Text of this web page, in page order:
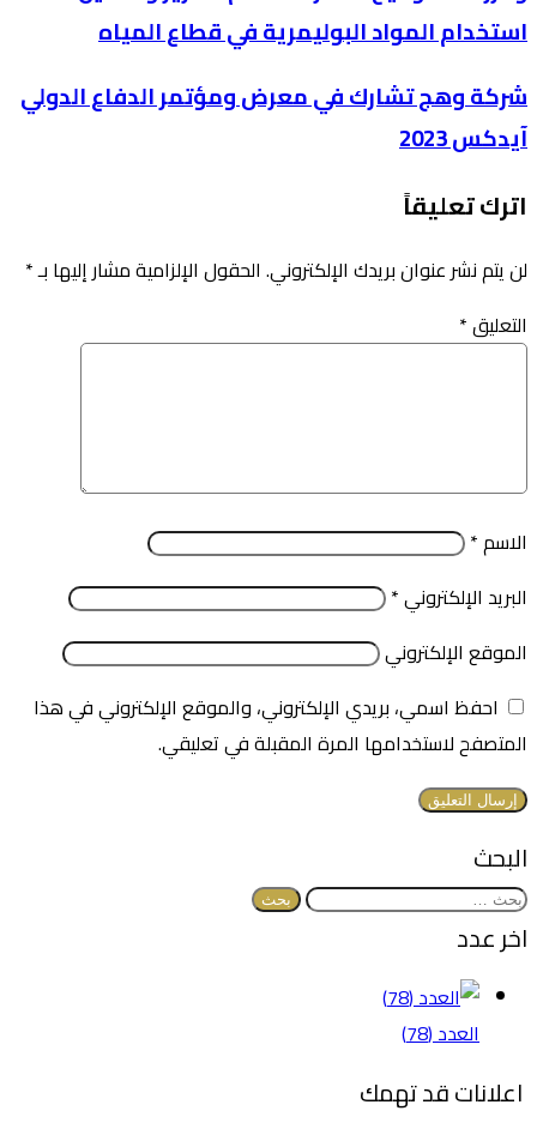
استخدام المواد البوليمرية في قطاع المياه
شركة وهج تشارك في معرض ومؤتمر الدفاع الدولي
آيدكس 2023
اترك تعليقاً
لن يتم نشر عنوان بريدك الإلكتروني. الحقول الإلزامية مشار إليها بـ*
التعليق*
الاسم*
البريد الإلكتروني*
الموقع الإلكتروني
احفظ اسمي، بريدي الإلكتروني، والموقع الإلكتروني في هذا
المتصفح لاستخدامها المرة المقبلة في تعليقي.
البحث
البحث
عن:
اخر عدد
العدد (78)
اعلانات قد تهمك